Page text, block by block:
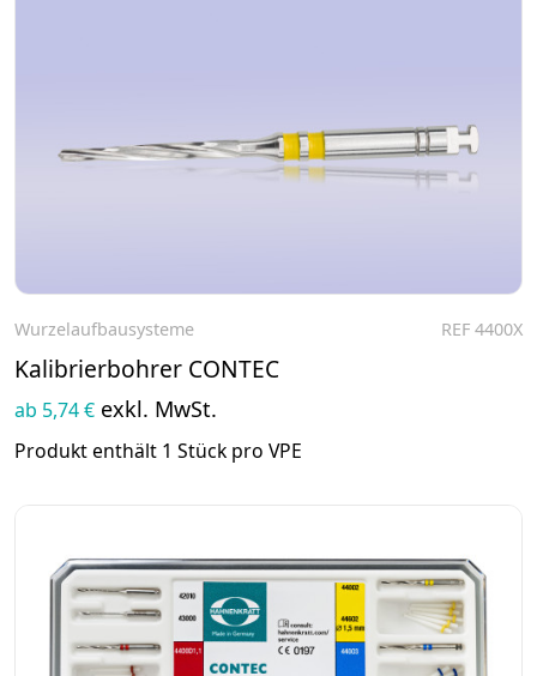
Wurzelaufbausysteme REF 4400X
Kalibrierbohrer CONTEC
ab 5,74 € exkl. MwSt.
Produkt enthält 1 Stück pro VPE